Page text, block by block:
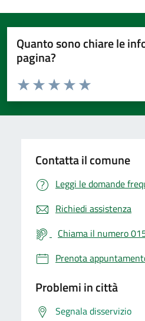
Quanto sono chiare le
pagina?
Valuta da 1 a 5 stelle la pagina
Valuta 5 stelle
Valuta 4 stelle su 5
Valuta 3 stelle su 5
Valuta 2 stelle su 5
Valuta 1 stelle su 5
Contatta il comune
Leggi le domande
Richiedi assistenza
Chiama il numero
Prenota
Problemi in città
Segnala disservizio